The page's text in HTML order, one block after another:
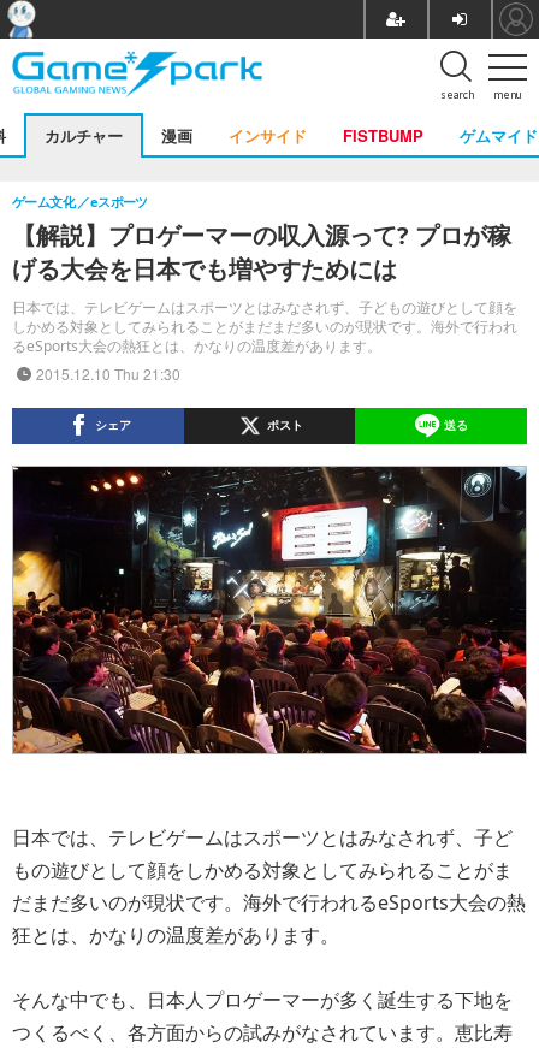
menu
search
カルチャー 漫画 インサイド FISTBUMP ゲムマイド
【解説】プロゲーマーの収入源って? プロが稼
げる大会を日本でも増やすためには
日本では、テレビゲームはスポーツとはみなされず、子どもの遊びとして顔を
しかめる対象としてみられることがまだまだ多いのが現状です。海外で行われ
るeSports大会の熱狂とは、かなりの温度差があります。
ゲーム文化 eスポーツ
2015.12.10 Thu 21:30
シェア ポスト 送る
日本では、テレビゲームはスポーツとはみなされず、子ど
もの遊びとして顔をしかめる対象としてみられることがま
だまだ多いのが現状です。海外で行われるeSports大会の熱
狂とは、かなりの温度差があります。
そんな中でも、日本人プロゲーマーが多く誕生する下地を
つくるべく、各方面からの試みがなされています。恵比寿